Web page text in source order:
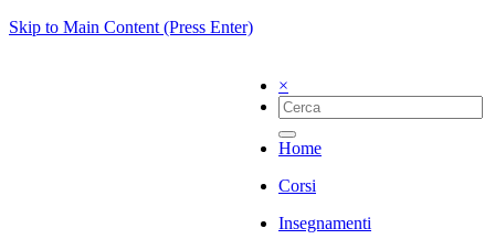
Skip to Main Content (Press Enter)
×
Home
Corsi
Insegnamenti